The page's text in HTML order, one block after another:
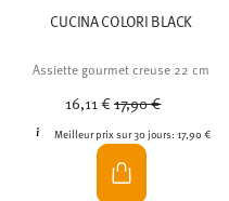
CUCINA COLORI BLACK
Assiette gourmet creuse 22 cm
16,11 € Price reduced from
17,90 €
Meilleur prix sur 30 jours:17,90 €